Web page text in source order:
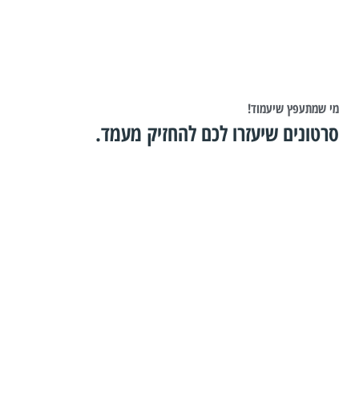
מי שמתעפץ שיעמוד!
סרטונים שיעזרו לכם להחזיק מעמד.